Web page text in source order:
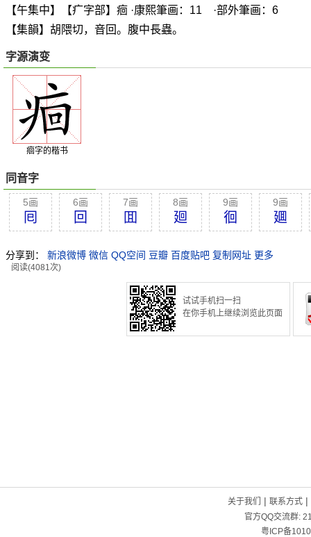
【午集中】【疒字部】痐 ·康熙筆画：11 ·部外筆画：6
【集韻】胡隈切，音回。腹中長蟲。
字源演变
痐字的楷书
同音字
5画
囘
6画
回
7画
囬
8画
廻
9画
徊
9画
廽
分享到： 新浪微博 微信 QQ空间 豆瓣 百度贴吧 复制网址 更多
阅读(4081次)
试试手机扫一扫
在你手机上继续浏览此页面
关于我们 | 联系方式|
官方QQ交流群:
粤ICP备